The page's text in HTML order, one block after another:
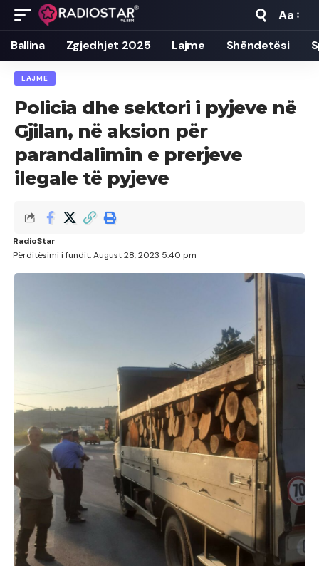
Font
Resizer
Aa
Ballina Zgjedhjet 2025 Lajme Shëndetësi
LAJME
Policia dhe sektori i pyjeve në
Gjilan, në aksion për
parandalimin e prerjeve
ilegale të pyjeve
Përditësimi i fundit: August 28, 2023 5:40 pm
RadioStar